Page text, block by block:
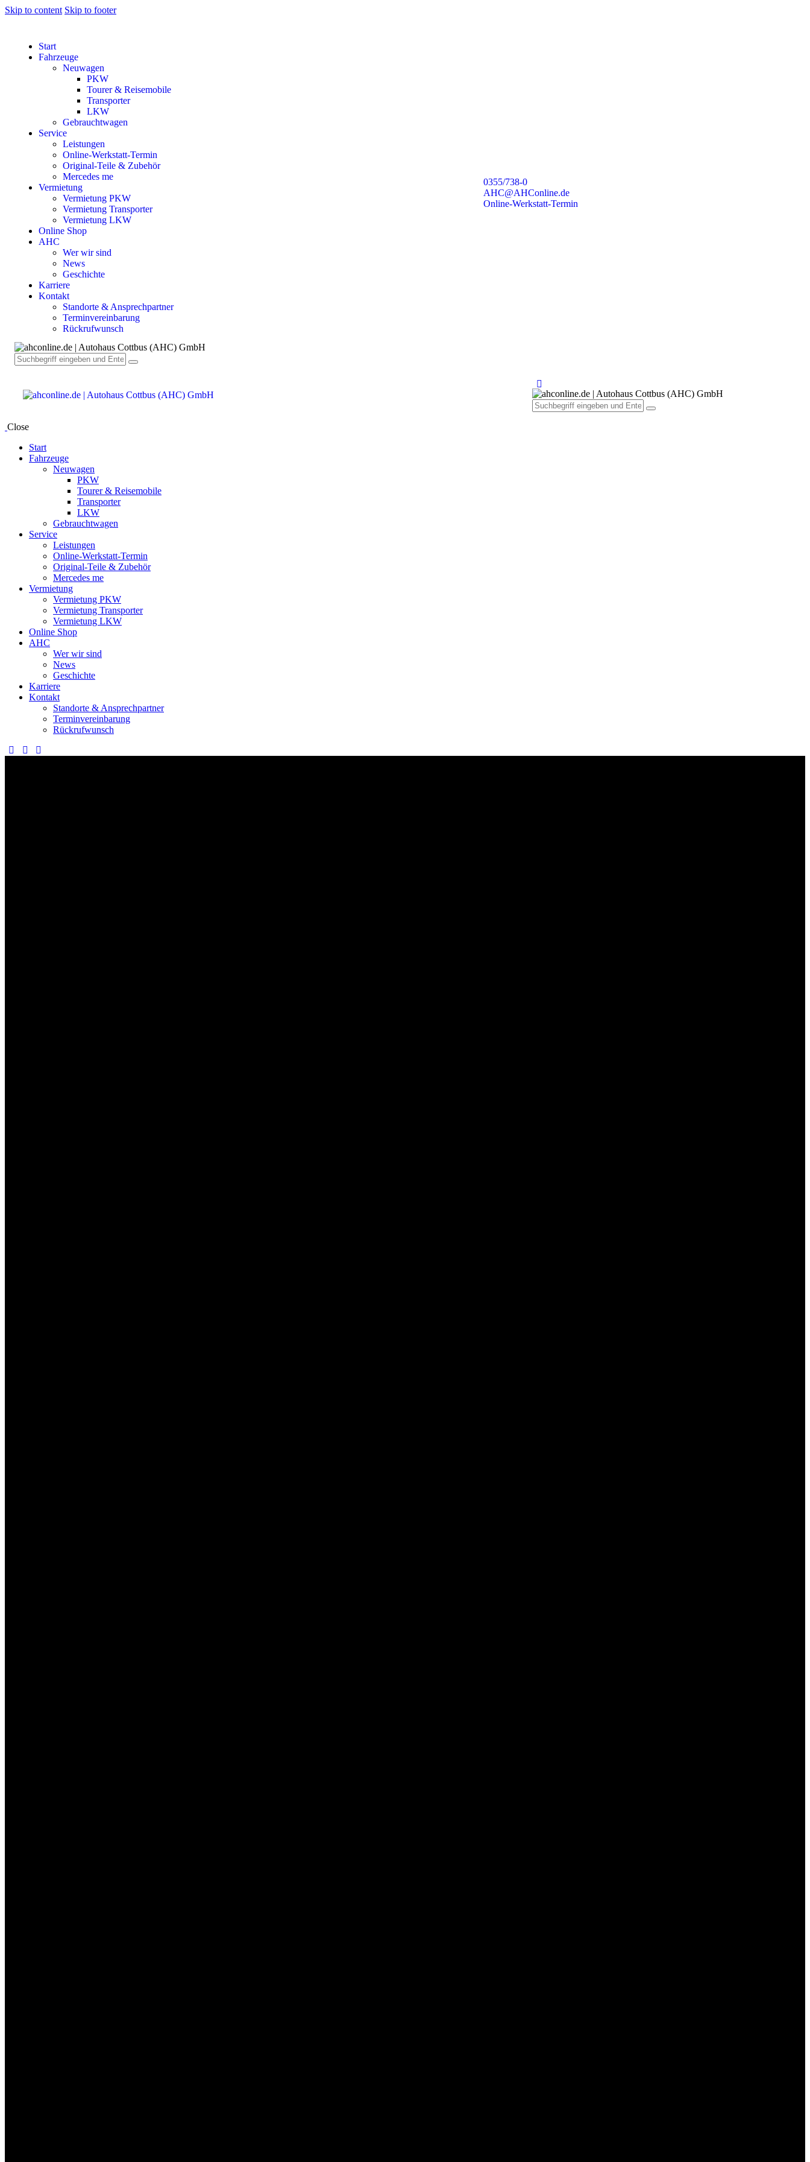
Skip to content Skip to footer
Start
Fahrzeuge
Neuwagen
PKW
Tourer & Reisemobile
Transporter
LKW
Gebrauchtwagen
Service
Leistungen
Online-Werkstatt-Termin
Original-Teile & Zubehör
Mercedes me
Vermietung
Vermietung PKW
Vermietung Transporter
Vermietung LKW
Online Shop
AHC
Wer wir sind
News
Geschichte
Karriere
Kontakt
Standorte & Ansprechpartner
Terminvereinbarung
Rückrufwunsch
0355/738-0
AHC@AHConline.de
Online-Werkstatt-Termin
Close
Start
Fahrzeuge
Neuwagen
PKW
Tourer & Reisemobile
Transporter
LKW
Gebrauchtwagen
Service
Leistungen
Online-Werkstatt-Termin
Original-Teile & Zubehör
Mercedes me
Vermietung
Vermietung PKW
Vermietung Transporter
Vermietung LKW
Online Shop
AHC
Wer wir sind
News
Geschichte
Karriere
Kontakt
Standorte & Ansprechpartner
Terminvereinbarung
Rückrufwunsch